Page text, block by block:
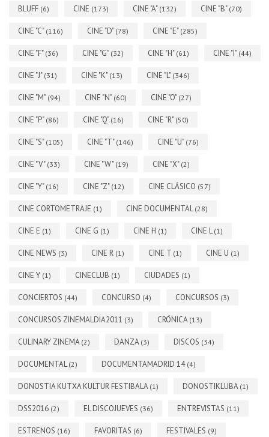
BLUFF (6) CINE (173) CINE "A" (132) CINE "B" (70)
CINE "C" (116) CINE "D" (78) CINE "E" (285)
CINE "F" (36) CINE "G" (32) CINE "H" (61) CINE "I" (44)
CINE "J" (31) CINE "K" (13) CINE "L" (346)
CINE "M" (94) CINE "N" (60) CINE "O" (27)
CINE "P" (86) CINE "Q" (16) CINE "R" (50)
CINE "S" (105) CINE "T" (146) CINE "U" (76)
CINE "V" (33) CINE "W" (19) CINE "X" (2)
CINE "Y" (16) CINE "Z" (12) CINE CLÁSICO (57)
CINE CORTOMETRAJE (1) CINE DOCUMENTAL(28)
CINE E (1) CINE G (1) CINE H (1) CINE L(1)
CINE NEWS (3) CINE R (1) CINE T (1) CINE U (1)
CINE Y (1) CINECLUB (1) CIUDADES (1)
CONCIERTOS (44) CONCURSO (4) CONCURSOS (3)
CONCURSOS ZINEMALDIA2011 (3) CRÓNICA (13)
CULINARY ZINEMA (2) DANZA (3) DISCOS (34)
DOCUMENTAL(2) DOCUMENTAMADRID 14 (4)
DONOSTIA KUTXA KULTUR FESTIBALA (1) DONOSTIKLUBA (1)
DSS2016 (2) EL DISCOJUEVES (36) ENTREVISTAS (11)
ESTRENOS (16) FAVORITAS (6) FESTIVALES (9)